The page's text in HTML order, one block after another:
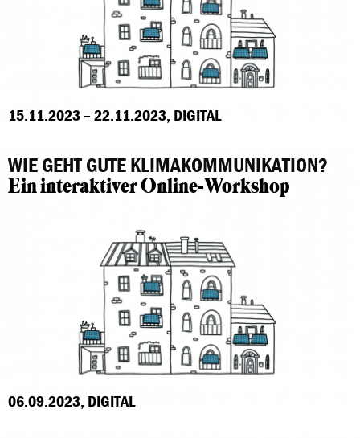
15.11.2023 – 22.11.2023, DIGITAL
WIE GEHT GUTE KLIMAKOMMUNIKATION?
Ein interaktiver Online-Workshop
06.09.2023, DIGITAL